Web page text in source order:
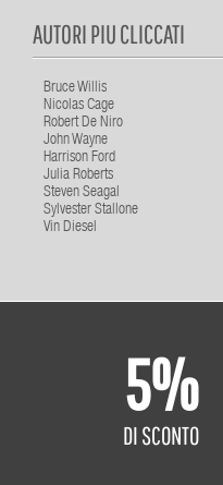
AUTORI PIU CLICCATI
Bruce Willis
Nicolas Cage
Robert De Niro
John Wayne
Harrison Ford
Julia Roberts
Steven Seagal
Sylvester Stallone
Vin Diesel
5%
DI SCONTO